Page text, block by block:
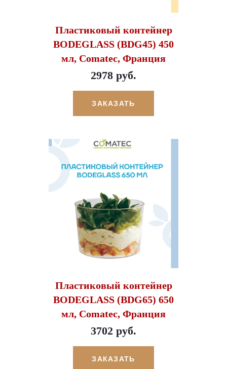
Пластиковый контейнер
BODEGLASS (BDG45) 450
мл, Comatec, Франция
2978 руб.
ЗАКАЗАТЬ
Пластиковый контейнер
BODEGLASS (BDG65) 650
мл, Comatec, Франция
3702 руб.
ЗАКАЗАТЬ